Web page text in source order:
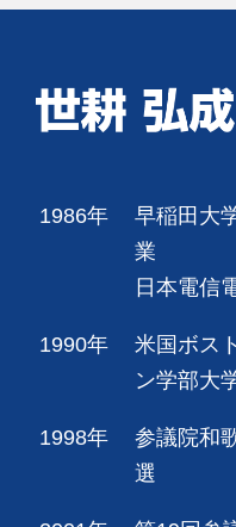
1986年
早稲田大
業
日本電信
1990年
米国ボス
ン学部大
1998年
参議院和
選